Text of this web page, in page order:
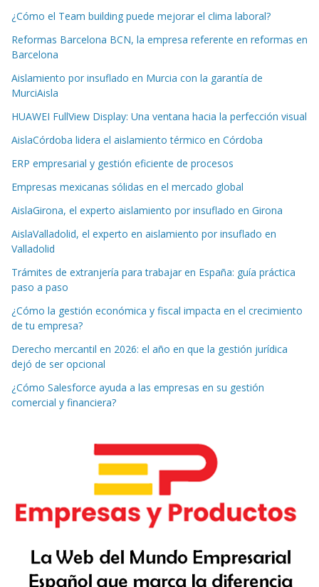
¿Cómo el Team building puede mejorar el clima laboral?
Reformas Barcelona BCN, la empresa referente en reformas en
Barcelona
Aislamiento por insuflado en Murcia con la garantía de
MurciAisla
HUAWEI FullView Display: Una ventana hacia la perfección visual
AislaCórdoba lidera el aislamiento térmico en Córdoba
ERP empresarial y gestión eficiente de procesos
Empresas mexicanas sólidas en el mercado global
AislaGirona, el experto aislamiento por insuflado en Girona
AislaValladolid, el experto en aislamiento por insuflado en
Valladolid
Trámites de extranjería para trabajar en España: guía práctica
paso a paso
¿Cómo la gestión económica y fiscal impacta en el crecimiento
de tu empresa?
Derecho mercantil en 2026: el año en que la gestión jurídica
dejó de ser opcional
¿Cómo Salesforce ayuda a las empresas en su gestión
comercial y financiera?